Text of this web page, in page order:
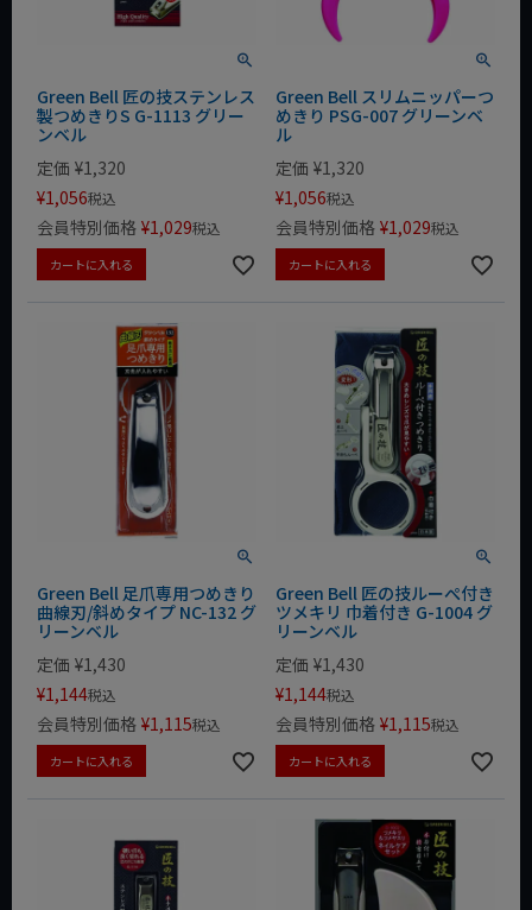
Green Bell 匠の技ステンレス
製つめきりS G-1113 グリー
ンベル
定価 ¥1,320
¥1,056税込
会員特別価格 ¥1,029税込
カートに入れる
Green Bell スリムニッパーつ
めきり PSG-007 グリーンベ
ル
定価 ¥1,320
¥1,056税込
会員特別価格 ¥1,029税込
カートに入れる
Green Bell 足爪専用つめきり
曲線刃/斜めタイプ NC-132 グ
リーンベル
定価 ¥1,430
¥1,144税込
会員特別価格 ¥1,115税込
カートに入れる
Green Bell 匠の技ルーぺ付き
ツメキリ 巾着付き G-1004 グ
リーンベル
定価 ¥1,430
¥1,144税込
会員特別価格 ¥1,115税込
カートに入れる